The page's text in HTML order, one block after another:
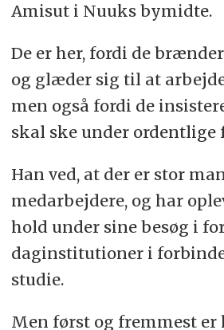
Normeringen i Grønland er på tre
medarbejdere per stue som
Inatsisartut har den 29. april
normeringen op på fire per
Amisut i Nuuks bymidte.
De er her, fordi de
og glæder sig til at
men også fordi de
skal ske under ordentlige
Han ved, at der er stor
medarbejdere, og har
hold under sine besøg i
daginstitutioner i
studie.
Men først og fremmest er